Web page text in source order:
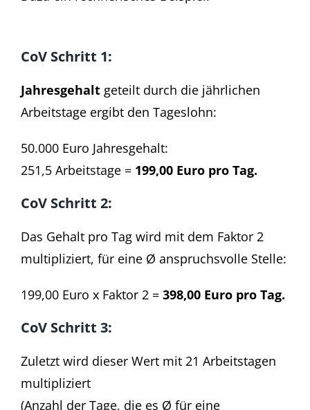
CoV Schritt 1:
Jahresgehaltgeteilt durch die jährlichen
Arbeitstage ergibt den Tageslohn:
50.000 Euro Jahresgehalt:
251,5 Arbeitstage = 199,00 Euro pro Tag.
CoV Schritt 2:
Das Gehalt pro Tag wird mit dem Faktor 2
multipliziert, für eine Ø anspruchsvolle Stelle:
199,00 Euro x Faktor 2 = 398,00 Euro pro Tag.
CoV Schritt 3:
Zuletzt wird dieser Wert mit 21 Arbeitstagen
multipliziert
(Anzahl der Tage, die es Ø für eine